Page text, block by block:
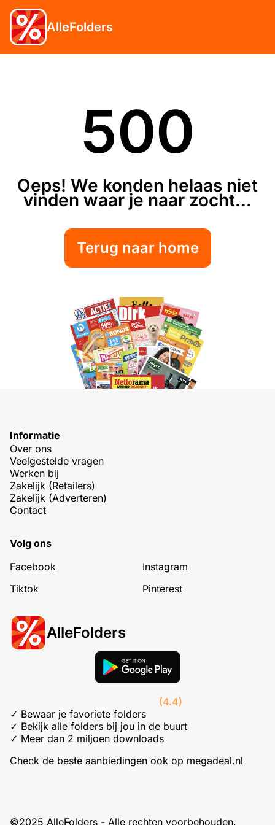
AlleFolders
500
Oeps! We konden helaas niet
vinden waar je naar zocht...
Terug naar home
Informatie
Over ons
Veelgestelde vragen
Werken bij
Zakelijk (Retailers)
Zakelijk (Adverteren)
Contact
Volg ons
Facebook
Instagram
Tiktok
Pinterest
AlleFolders
(4.4)
✓ Bewaar je favoriete folders
✓ Bekijk alle folders bij jou in de buurt
✓ Meer dan 2 miljoen downloads
Check de beste aanbiedingen ook op megadeal.nl
©2025 AlleFolders - Alle rechten voorbehouden.